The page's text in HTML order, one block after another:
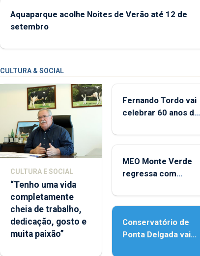
Aquaparque acolhe Noites de Verão até 12 de
setembro
CULTURA & SOCIAL
CULTURA E SOCIAL
“Tenho uma vida
completamente
cheia de trabalho,
dedicação, gosto e
muita paixão”
Fernando Tordo vai
celebrar 60 anos de
Micaelense
MEO Monte Verde
regressa com
acessibilidade
Conservatório de
Ponta Delgada vai